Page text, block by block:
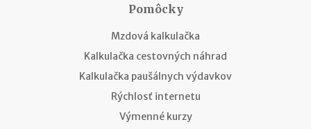
Pomôcky
Mzdová kalkulačka
Kalkulačka cestovných náhrad
Kalkulačka paušálnych výdavkov
Rýchlosť internetu
Výmenné kurzy